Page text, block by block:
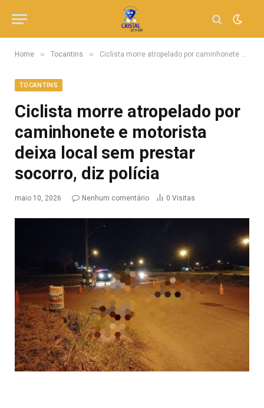
Home » Tocantins » Ciclista morre atropelado por caminhonete e motorista deixa local sem prestar socorro, diz polícia
TOCANTINS
Ciclista morre atropelado por
caminhonete e motorista
deixa local sem prestar
socorro, diz polícia
maio 10, 2026 Nenhum comentário 0 Visitas